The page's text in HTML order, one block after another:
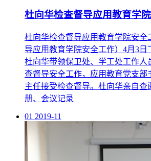
杜向华检查督导应用教育学院安全
导应用教育学院安全工作）4月3日
杜向华带领保卫处、学工处工作人
查督导安全工作，应用教育党支部
主任接受检查督导。杜向华亲自查
册、会议记录
01 2019-11